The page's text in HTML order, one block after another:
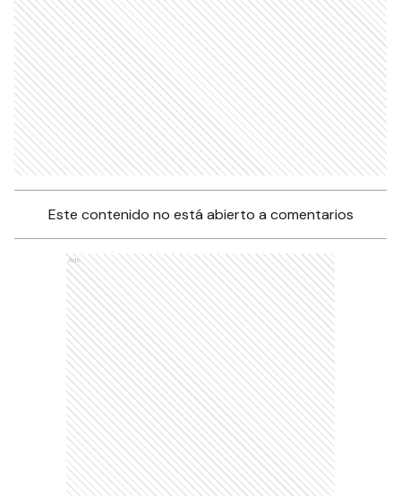
Este contenido no está abierto a comentarios
Ads